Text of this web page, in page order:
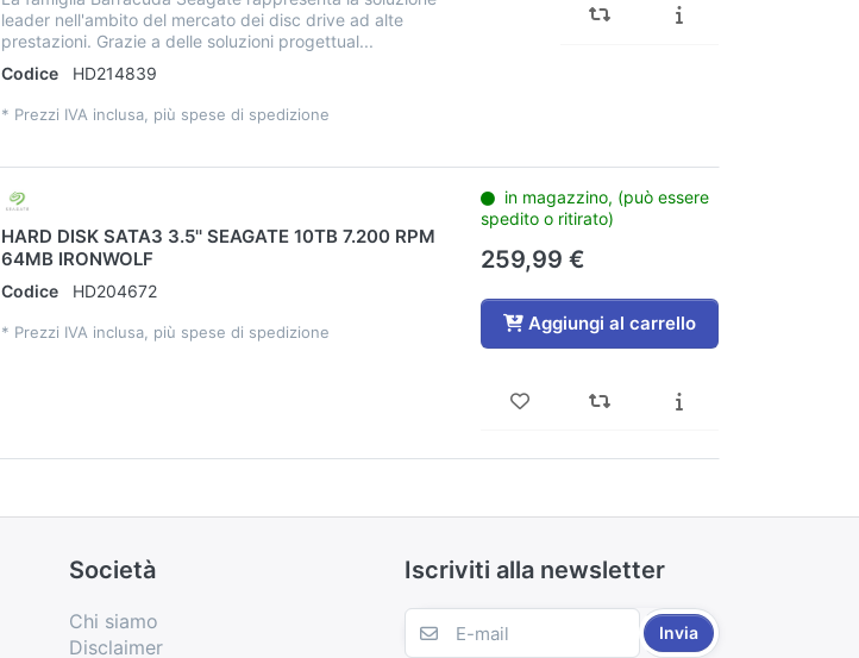
leader nell'ambito del mercato dei disc drive ad alte
prestazioni. Grazie a delle soluzioni progettual...
Codice
HD214839
* Prezzi IVA inclusa, più spese di spedizione
HARD DISK SATA3 3.5'' SEAGATE 10TB 7.200 RPM
64MB IRONWOLF
Codice HD204672
* Prezzi IVA inclusa, più spese di spedizione
in magazzino, (può essere
spedito o ritirato)
259,99 €
Aggiungi al carrello
Società
Chi siamo
Disclaimer
Iscriviti alla newsletter
Invia